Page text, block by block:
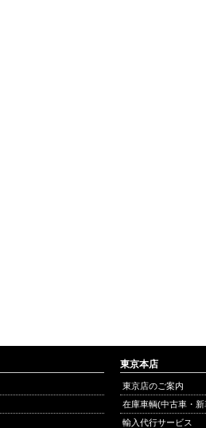
東京本店
東京店のご案内
在庫車輌(中古車・
輸入代行サービス